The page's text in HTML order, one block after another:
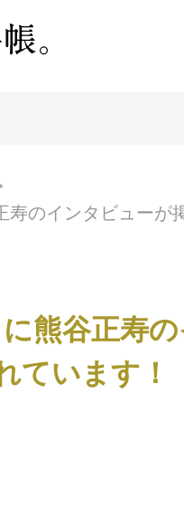
寿のインタビューが
熊谷正寿
ています！